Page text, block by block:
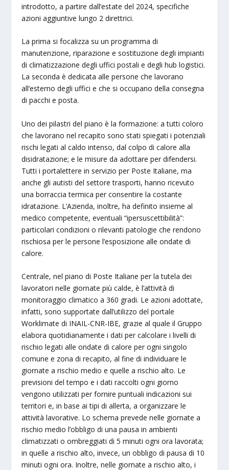
introdotto, a partire dall’estate del 2024, specifiche
azioni aggiuntive lungo 2 direttrici.
La prima si focalizza su un programma di
manutenzione, riparazione e sostituzione degli impianti
di climatizzazione degli uffici postali e degli hub logistici.
La seconda è dedicata alle persone che lavorano
all’esterno degli uffici e che si occupano della consegna
di pacchi e posta.
Uno dei pilastri del piano è la formazione: a tutti coloro
che lavorano nel recapito sono stati spiegati i potenziali
rischi legati al caldo intenso, dal colpo di calore alla
disidratazione; e le misure da adottare per difendersi.
Tutti i portalettere in servizio per Poste Italiane, ma
anche gli autisti del settore trasporti, hanno ricevuto
una borraccia termica per consentire la costante
idratazione. L’Azienda, inoltre, ha definito insieme al
medico competente, eventuali “ipersuscettibilità”:
particolari condizioni o rilevanti patologie che rendono
rischiosa per le persone l’esposizione alle ondate di
calore.
Centrale, nel piano di Poste Italiane per la tutela dei
lavoratori nelle giornate più calde, è l’attività di
monitoraggio climatico a 360 gradi. Le azioni adottate,
infatti, sono supportate dall’utilizzo del portale
Worklimate di INAIL-CNR-IBE, grazie al quale il Gruppo
elabora quotidianamente i dati per calcolare i livelli di
rischio legati alle ondate di calore per ogni singolo
comune e zona di recapito, al fine di individuare le
giornate a rischio medio e quelle a rischio alto. Le
previsioni del tempo e i dati raccolti ogni giorno
vengono utilizzati per fornire puntuali indicazioni sui
territori e, in base ai tipi di allerta, a organizzare le
attività lavorative. Lo schema prevede nelle giornate a
rischio medio l’obbligo di una pausa in ambienti
climatizzati o ombreggiati di 5 minuti ogni ora lavorata;
in quelle a rischio alto, invece, un obbligo di pausa di 10
minuti ogni ora. Inoltre, nelle giornate a rischio alto, i